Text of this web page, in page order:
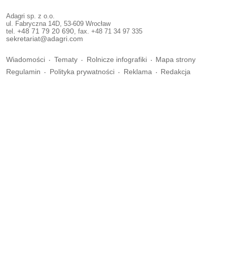
Adagri sp. z o.o.
ul. Fabryczna 14D, 53-609 Wrocław
tel. +48 71 79 20 690 , fax. +48 71 34 97 335
sekretariat@adagri.com
Wiadomości Tematy Rolnicze infografiki
Mapa strony
Regulamin
Polityka prywatności Reklama Redakcja